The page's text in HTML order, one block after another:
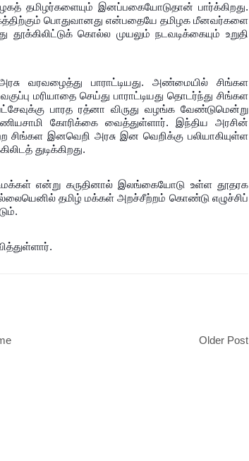
தமிழர்களையும் இனப்பகையோடுதான் பார்க்கிறது.
பொதுவானது என்பதையே தமிழக மீனவர்களை
கொல்ல முயலும் நடவடிக்கையும் உறுதி
வரவழைத்து பாராட்டியது. அண்மையில் சிங்கள
மரியாதை செய்து பாராட்டியது தொடர்ந்து சிங்கள
பாரத ரத்னா விருது வழங்க வேண்டுமென்று
கோரிக்கை வைத்துள்ளார். இந்திய அரசின்
இனவெறி அரசு இன வெறிக்கு பலியாகியுள்ள
துடிக்கிறது.
என்று கருதினால் இலங்கையோடு உள்ள தூதரக
தமிழ் மக்கள் அறச்சீற்றம் கொண்டு எழுச்சிப்
Older Post